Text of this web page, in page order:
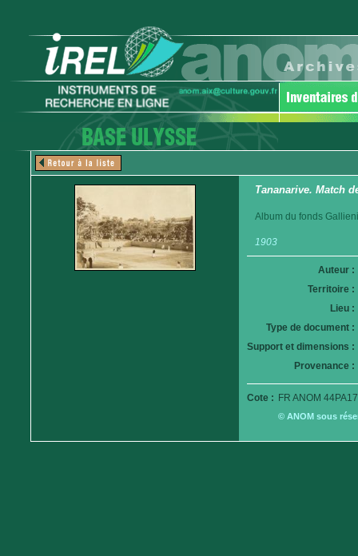
Tananarive. Match
Album du fonds
1903
Auteur :
Territoire :
Lieu :
Type de document :
Support et dimensions :
Provenance :
Cote : FR ANOM
© ANOM sous